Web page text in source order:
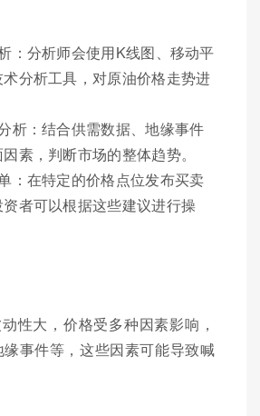
：分析师会使用K线图、移动平
分析工具，对原油价格走势进
析：结合供需数据、地缘事件
素，判断市场的整体趋势。
：在特定的价格点位发布买卖
者可以根据这些建议进行操
性大，价格受多种因素影响，
事件等，这些因素可能导致喊